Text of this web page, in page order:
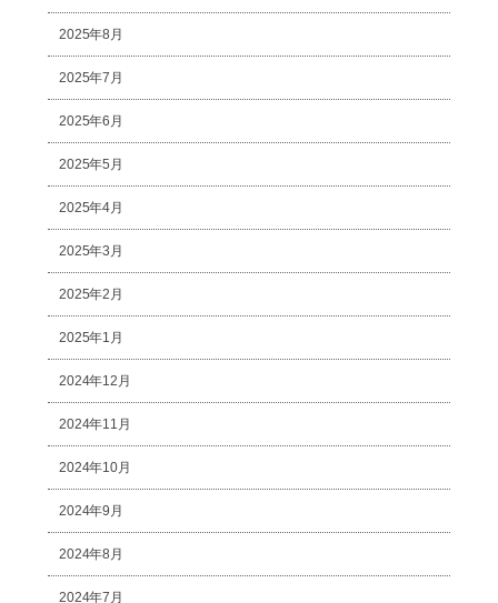
2025年8月
2025年7月
2025年6月
2025年5月
2025年4月
2025年3月
2025年2月
2025年1月
2024年12月
2024年11月
2024年10月
2024年9月
2024年8月
2024年7月